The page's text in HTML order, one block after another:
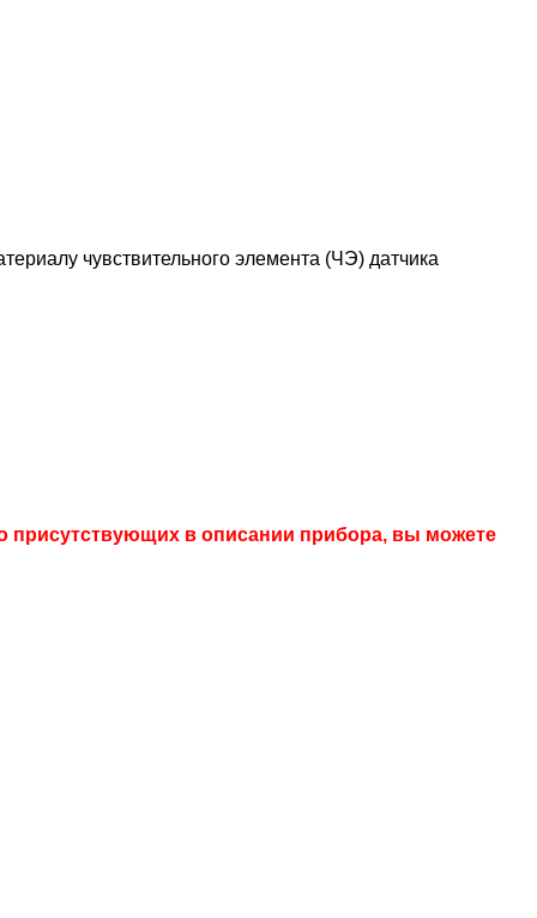
чувствительного элемента (ЧЭ) датчика
присутствующих в описании прибора, вы можете